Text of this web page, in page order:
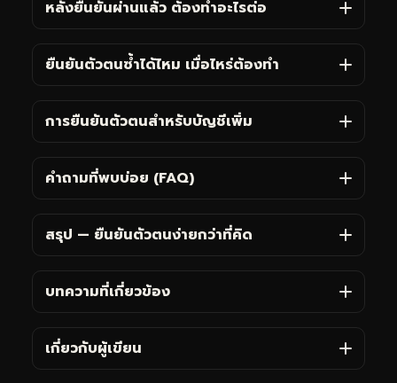
หลังยืนยันผ่านแล้ว ต้องทำอะไรต่อ
ยืนยันตัวตนซ้ำได้ไหม เมื่อไหร่ต้องทำ
การยืนยันตัวตนสำหรับบัญชีเพิ่ม
คำถามที่พบบ่อย (FAQ)
สรุป — ยืนยันตัวตนง่ายกว่าที่คิด
บทความที่เกี่ยวข้อง
เกี่ยวกับผู้เขียน